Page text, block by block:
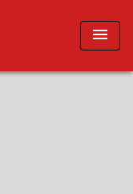
menu